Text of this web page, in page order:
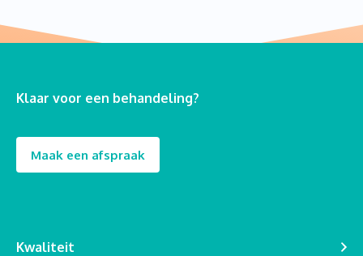
Klaar voor een behandeling?
Maak een afspraak
Kwaliteit